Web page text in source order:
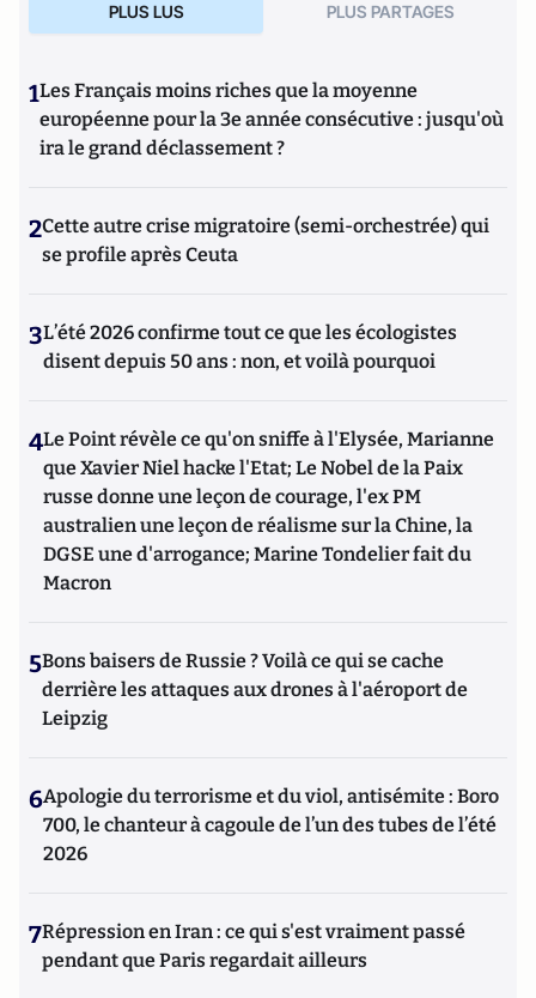
PLUS LUS PLUS PARTAGES
1Les Français moins riches que la moyenne
européenne pour la 3e année consécutive : jusqu'où
ira le grand déclassement ?
2Cette autre crise migratoire (semi-orchestrée) qui
se profile après Ceuta
3L’été 2026 confirme tout ce que les écologistes
disent depuis 50 ans : non, et voilà pourquoi
4Le Point révèle ce qu'on sniffe à l'Elysée, Marianne
que Xavier Niel hacke l'Etat; Le Nobel de la Paix
russe donne une leçon de courage, l'ex PM
australien une leçon de réalisme sur la Chine, la
DGSE une d'arrogance; Marine Tondelier fait du
Macron
5Bons baisers de Russie ? Voilà ce qui se cache
derrière les attaques aux drones à l'aéroport de
Leipzig
6Apologie du terrorisme et du viol, antisémite : Boro
700, le chanteur à cagoule de l’un des tubes de l’été
2026
7Répression en Iran : ce qui s'est vraiment passé
pendant que Paris regardait ailleurs